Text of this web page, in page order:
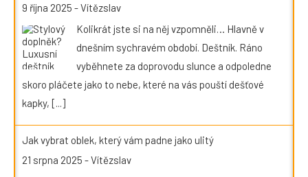
9 října 2025 -Vítězslav
Kolikrát jste si na něj vzpomněli… Hlavně v
dnešním sychravém období. Deštník. Ráno
vyběhnete za doprovodu slunce a odpoledne
skoro pláčete jako to nebe, které na vás pouští dešťové
kapky, [...]
Jak vybrat oblek, který vám padne jako ulitý
21 srpna 2025 -Vítězslav